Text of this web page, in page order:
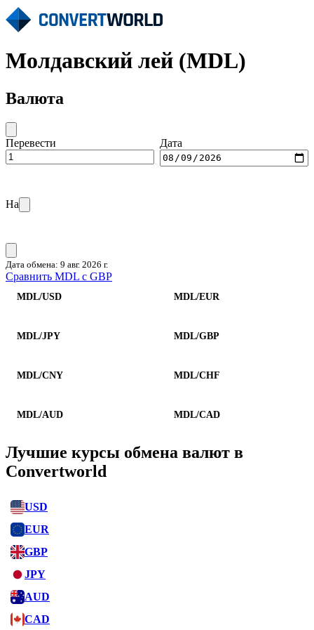
Молдавский лей (MDL)
Валюта
Перевести Дата
На
Дата обмена: 9 авг. 2026 г.
Сравнить MDL с GBP
MDL/USD MDL/EUR
MDL/JPY MDL/GBP
MDL/CNY MDL/CHF
MDL/AUD MDL/CAD
Лучшие курсы обмена валют в
Convertworld
USD
EUR
GBP
JPY
AUD
CAD